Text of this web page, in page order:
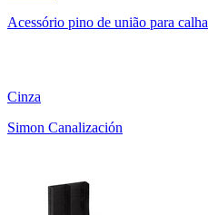
Acessório pino de união para calha
Cinza
Simon Canalización